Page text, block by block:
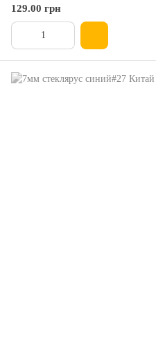
129.00 грн